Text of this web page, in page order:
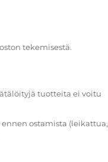
tekemisestä.
tuotteita ei voitu
ostamista (leikattua,